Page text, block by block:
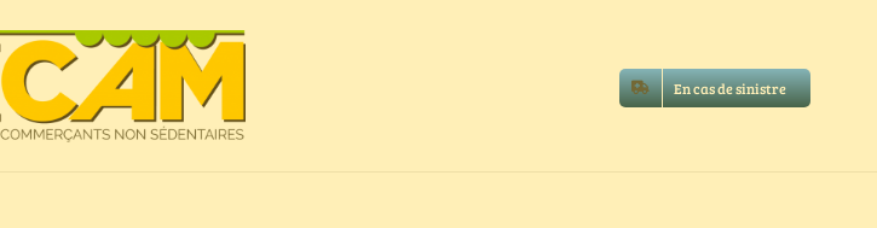
En cas de sinistre